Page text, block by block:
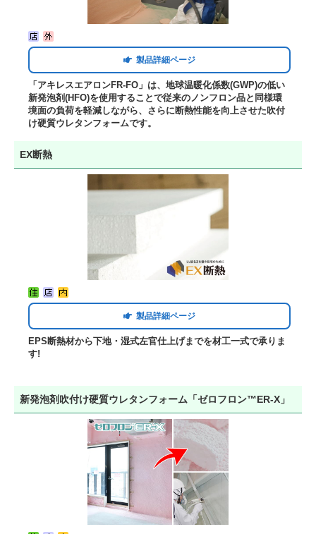
製品詳細ページ
「アキレスエアロンFR-FO」は、地球温暖化係数(GWP)の低い
新発泡剤(HFO)を使用することで従来のノンフロン品と同様環
境面の負荷を軽減しながら、さらに断熱性能を向上させた吹付
け硬質ウレタンフォームです。
EX断熱
製品詳細ページ
EPS断熱材から下地・湿式左官仕上げまでを材工一式で承りま
す!
新発泡剤吹付け硬質ウレタンフォーム「ゼロフロン™ER-X」